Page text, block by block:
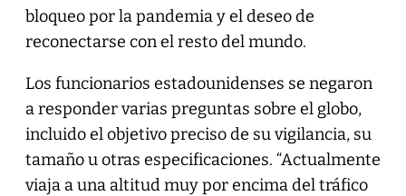
bloqueo por la pandemia y el deseo de
reconectarse con el resto del mundo.
Los funcionarios estadounidenses se negaron
a responder varias preguntas sobre el globo,
incluido el objetivo preciso de su vigilancia, su
tamaño u otras especificaciones. “Actualmente
viaja a una altitud muy por encima del tráfico